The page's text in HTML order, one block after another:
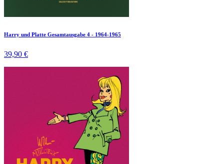
Harry und Platte Gesamtausgabe 4 - 1964-1965
39,90 €